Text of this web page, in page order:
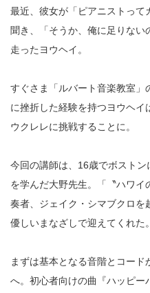
最近、彼女が「ピアニストって
聞き、「そうか、俺に足りない
走ったヨウヘイ。
すぐさま「ルバート音楽教室」
に挫折した経験を持つヨウヘ
ウクレレに挑戦することに。
今回の講師は、16歳でボスト
を学んだ大野先生。「〝ハワ
奏者、ジェイク・シマブクロを
優しいまなざしで迎えてくれた。
まずは基本となる音階とコー
へ。初心者向けの曲『ハッピ